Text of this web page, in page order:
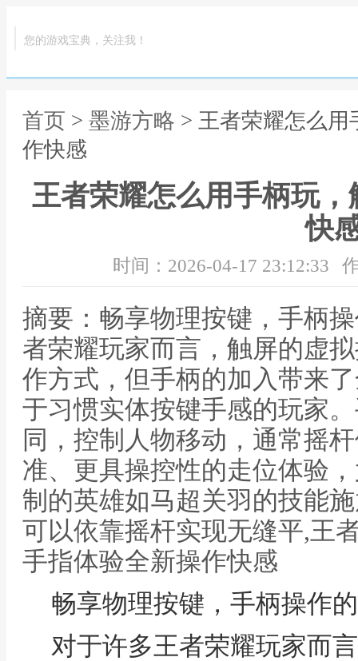
您的游戏宝典，关注我！
首页 > 墨游方略 > 王者荣耀怎么
作快感
王者荣耀怎么用手柄玩
快
时间：2026-04-17 23:12:33
摘要：畅享物理按键，手柄
者荣耀玩家而言，触屏的虚
作方式，但手柄的加入带来
于习惯实体按键手感的玩家
同，控制人物移动，通常摇
准、更具操控性的走位体验
制的英雄如马超关羽的技能
可以依靠摇杆实现无缝平,王
手指体验全新操作快感
畅享物理按键，手柄操作
对于许多王者荣耀玩家而